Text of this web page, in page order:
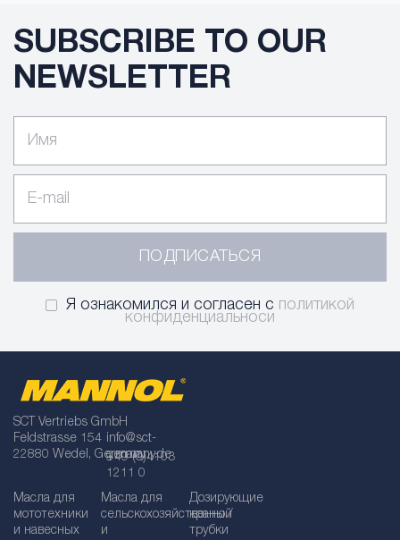
SUBSCRIBE TO OUR
NEWSLETTER
ПОДПИСАТЬСЯ
Я ознакомился и согласен с политикой
конфиденциальноси
SCT Vertriebs GmbH
Feldstrasse 154
22880 Wedel, Germany
info@sct-
germany.de
+49 (0)4103
1211 0
Масла для
мототехники
и навесных
Масла для
сельскохозяйственной
и
Дозирующие
краны /
трубки